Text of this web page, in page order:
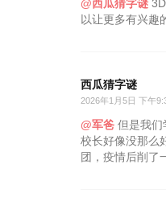
@西瓜猜字谜
以让更多有兴趣
西瓜猜字谜
2026年1月5日 下午
@军爸 但是我们
校长好像没那么
团，疫情后削了